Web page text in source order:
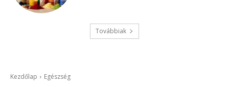
Továbbiak